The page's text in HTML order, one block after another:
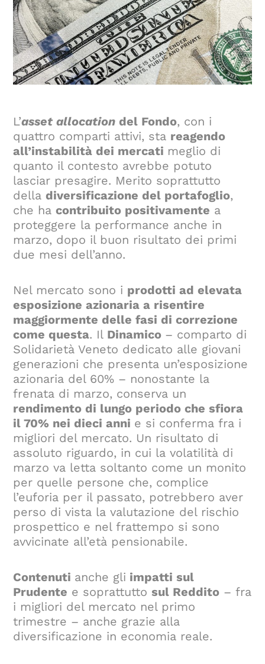
L’asset allocation del Fondo, con i
quattro comparti attivi, sta reagendo
all’instabilità dei mercati meglio di
quanto il contesto avrebbe potuto
lasciar presagire. Merito soprattutto
della diversificazione del portafoglio,
che hacontribuito positivamente a
proteggere la performance anche in
marzo, dopo il buon risultato dei primi
due mesi dell’anno.
Nel mercato sono i prodotti ad elevata
esposizione azionaria a risentire
maggiormente delle fasi di correzione
come questa. Il Dinamico – comparto di
Solidarietà Veneto dedicato alle giovani
generazioni che presenta un’esposizione
azionaria del 60% – nonostante la
frenata di marzo, conserva un
rendimento di lungo periodo che sfiora
il 70% nei dieci anni e si conferma fra i
migliori del mercato. Un risultato di
assoluto riguardo, in cui la volatilità di
marzo va letta soltanto come un monito
per quelle persone che, complice
l’euforia per il passato, potrebbero aver
perso di vista la valutazione del rischio
prospettico e nel frattempo si sono
avvicinate all’età pensionabile.
Contenuti anche gli impatti sul
Prudente e soprattuttosul Reddito – fra
i migliori del mercato nel primo
trimestre – anche grazie alla
diversificazione in economia reale.